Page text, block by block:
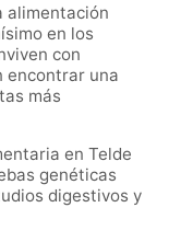
alimentación
en los
con
encontrar una
más
en Telde
genéticas
digestivos y